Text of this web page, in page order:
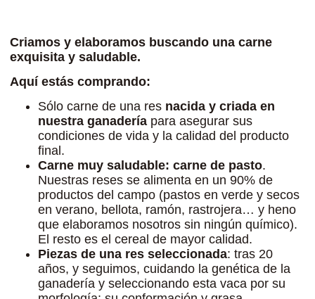
Criamos y elaboramos buscando una carne
exquisita y saludable.
Aquí estás comprando:
Sólo carne de una res nacida y criada en
nuestra ganadería para asegurar sus
condiciones de vida y la calidad del producto
final.
Carne muy saludable: carne de pasto.
Nuestras reses se alimenta en un 90% de
productos del campo (pastos en verde y secos
en verano, bellota, ramón, rastrojera… y heno
que elaboramos nosotros sin ningún químico).
El resto es el cereal de mayor calidad.
Piezas de una res seleccionada: tras 20
años, y seguimos, cuidando la genética de la
ganadería y seleccionando esta vaca por su